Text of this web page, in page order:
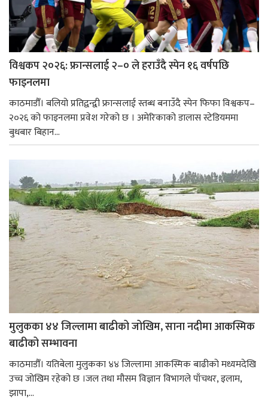
विश्वकप २०२६: फ्रान्सलाई २–० ले हराउँदै स्पेन १६ वर्षपछि
फाइनलमा
काठमाडौँ। बलियो प्रतिद्वन्द्वी फ्रान्सलाई स्तब्ध बनाउँदै स्पेन फिफा विश्वकप–
२०२६ को फाइनलमा प्रवेश गरेको छ । अमेरिकाको डालास स्टेडियममा
बुधबार बिहान...
मुलुकका ४४ जिल्लामा बाढीको जोखिम, साना नदीमा आकस्मिक
बाढीको सम्भावना
काठमाडौँ। यतिबेला मुलुकका ४४ जिल्लामा आकस्मिक बाढीको मध्यमदेखि
उच्च जोखिम रहेको छ ।जल तथा मौसम विज्ञान विभागले पाँचथर, इलाम,
झापा,...